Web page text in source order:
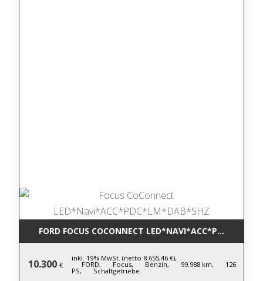
FORD FOCUS COCONNECT
10.300 €
inkl. 19% MwSt. (netto 8.655,46 €),
FORD, Focus, Benzin, 99.988 km, 126
PS, Schaltgetriebe